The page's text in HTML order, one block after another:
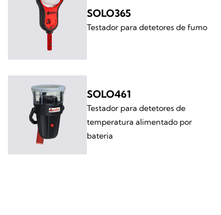
SOLO365
Testador para detetores de fumo
SOLO461
Testador para detetores de
temperatura alimentado por
bateria